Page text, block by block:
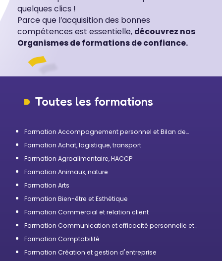
quelques clics !
Parce que l’acquisition des bonnes
compétences est essentielle, découvrez nos
Organismes de formations de confiance.
Toutes les formations
Formation Accompagnement personnel et Bilan de
Formation Achat, logistique, transport
Formation Agroalimentaire, HACCP
Formation Animaux, nature
Formation Arts
Formation Bien-être et Esthétique
Formation Commercial et relation client
Formation Communication et efficacité personnelle et
Formation Comptabilité
Formation Création et gestion d'entreprise